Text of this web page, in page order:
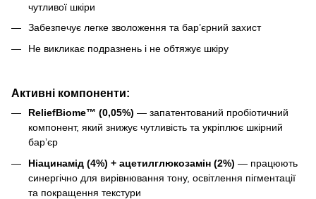
чутливої шкіри
Забезпечує легке зволоження та бар’єрний захист
Не викликає подразнень і не обтяжує шкіру
Активні компоненти:
ReliefBiome™ (0,05%) — запатентований пробіотичний
компонент, який знижує чутливість та укріплює шкірний
барʼєр
Ніацинамід (4%) + ацетилглюкозамін (2%) — працюють
синергічно для вирівнювання тону, освітлення пігментації
та покращення текстури